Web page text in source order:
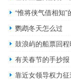
“惟将侠气借相知”
鹦鹉冬天怎么过
鼓浪屿的船票回程
有关春节的手抄报
靠近女领导权力征